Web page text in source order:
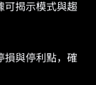
可揭示模式與趨
損與停利點，確